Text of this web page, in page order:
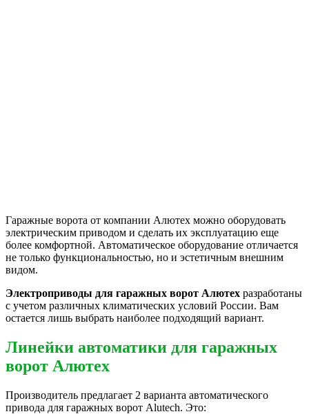
Гаражные ворота от компании Алютех можно оборудовать
электрическим приводом и сделать их эксплуатацию еще
более комфортной. Автоматическое оборудование отличается
не только функциональностью, но и эстетичным внешним
видом.
Электроприводы для гаражных ворот Алютех разработаны
с учетом различных климатических условий России. Вам
остается лишь выбрать наиболее подходящий вариант.
Линейки автоматики для гаражных
ворот Алютех
Производитель предлагает 2 варианта автоматического
привода для гаражных ворот Alutech. Это: